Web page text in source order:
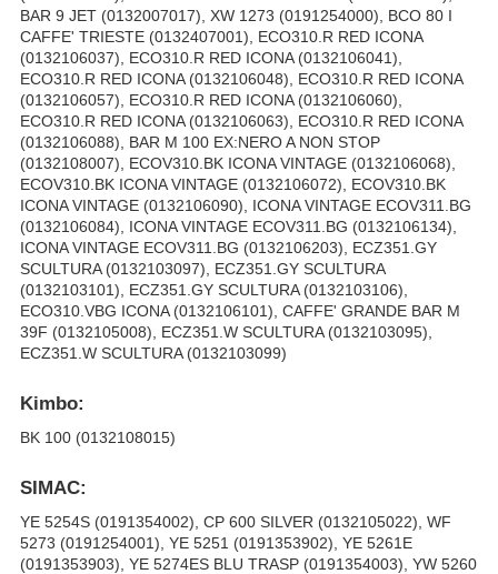
BAR 9 JET (0132007017), XW 1273 (0191254000), BCO 80 I
CAFFE' TRIESTE (0132407001), ECO310.R RED ICONA
(0132106037), ECO310.R RED ICONA (0132106041),
ECO310.R RED ICONA (0132106048), ECO310.R RED ICONA
(0132106057), ECO310.R RED ICONA (0132106060),
ECO310.R RED ICONA (0132106063), ECO310.R RED ICONA
(0132106088), BAR M 100 EX:NERO A NON STOP
(0132108007), ECOV310.BK ICONA VINTAGE (0132106068),
ECOV310.BK ICONA VINTAGE (0132106072), ECOV310.BK
ICONA VINTAGE (0132106090), ICONA VINTAGE ECOV311.BG
(0132106084), ICONA VINTAGE ECOV311.BG (0132106134),
ICONA VINTAGE ECOV311.BG (0132106203), ECZ351.GY
SCULTURA (0132103097), ECZ351.GY SCULTURA
(0132103101), ECZ351.GY SCULTURA (0132103106),
ECO310.VBG ICONA (0132106101), CAFFE' GRANDE BAR M
39F (0132105008), ECZ351.W SCULTURA (0132103095),
ECZ351.W SCULTURA (0132103099)
Kimbo:
BK 100 (0132108015)
SIMAC:
YE 5254S (0191354002), CP 600 SILVER (0132105022), WF
5273 (0191254001), YE 5251 (0191353902), YE 5261E
(0191353903), YE 5274ES BLU TRASP (0191354003), YW 5260